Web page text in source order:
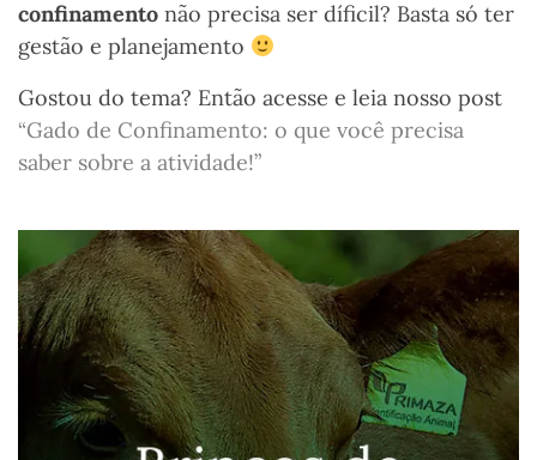
confinamento não precisa ser díficil? Basta só ter
gestão e planejamento
Gostou do tema? Então acesse e leia nosso post
“Gado de Confinamento: o que você precisa
saber sobre a atividade!”